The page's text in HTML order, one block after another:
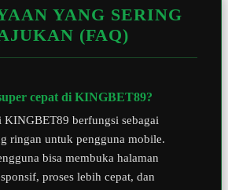
YANG SERING
(FAQ)
cepat di KINGBET89?
KINGBET89 berfungsi sebagai
ringan untuk pengguna mobile.
bisa membuka halaman
proses lebih cepat, dan